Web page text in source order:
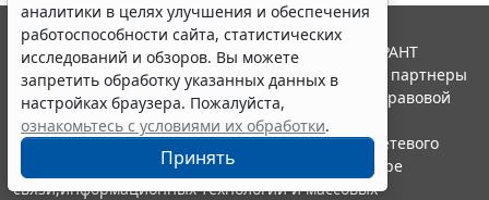
аналитики в целях улучшения и обеспечения
работоспособности сайта, статистических
исследований и обзоров. Вы можете
запретить обработку указанных данных в
настройках браузера. Пожалуйста,
ознакомьтесь с условиями их обработки.
Принять
© ООО "НПП "ГАРАНТ-СЕРВИС", 2026. Система ГАРАНТ
выпускается с 1990 года. Компания "Гарант" и ее партнеры
являются участниками Российской ассоциации правовой
информации ГАРАНТ.
Портал ГАРАНТ.РУ зарегистрирован в качестве сетевого
издания Федеральной службой по надзору в сфере
связи,информационных технологий и массовых